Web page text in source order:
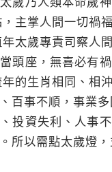
主掌人間一切禍
太歲專責司察人
頭座，無喜必有
的生肖相同、相
百事不順，事業
投資失利、人事
所以需點太歲燈